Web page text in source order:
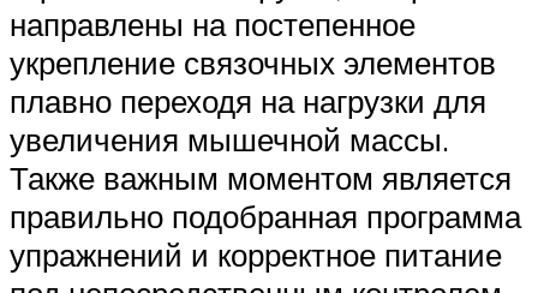
направлены на постепенное
укрепление связочных элементов
плавно переходя на нагрузки для
увеличения мышечной массы.
Также важным моментом является
правильно подобранная программа
упражнений и корректное питание